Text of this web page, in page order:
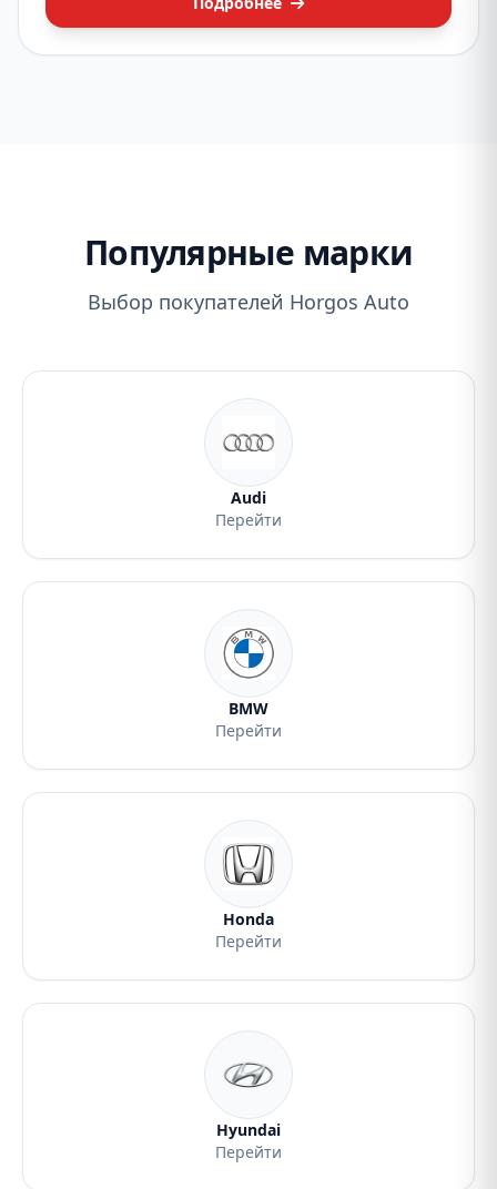
Популярные марки
Выбор покупателей Horgos Auto
Audi
Перейти
BMW
Перейти
Honda
Перейти
Hyundai
Перейти